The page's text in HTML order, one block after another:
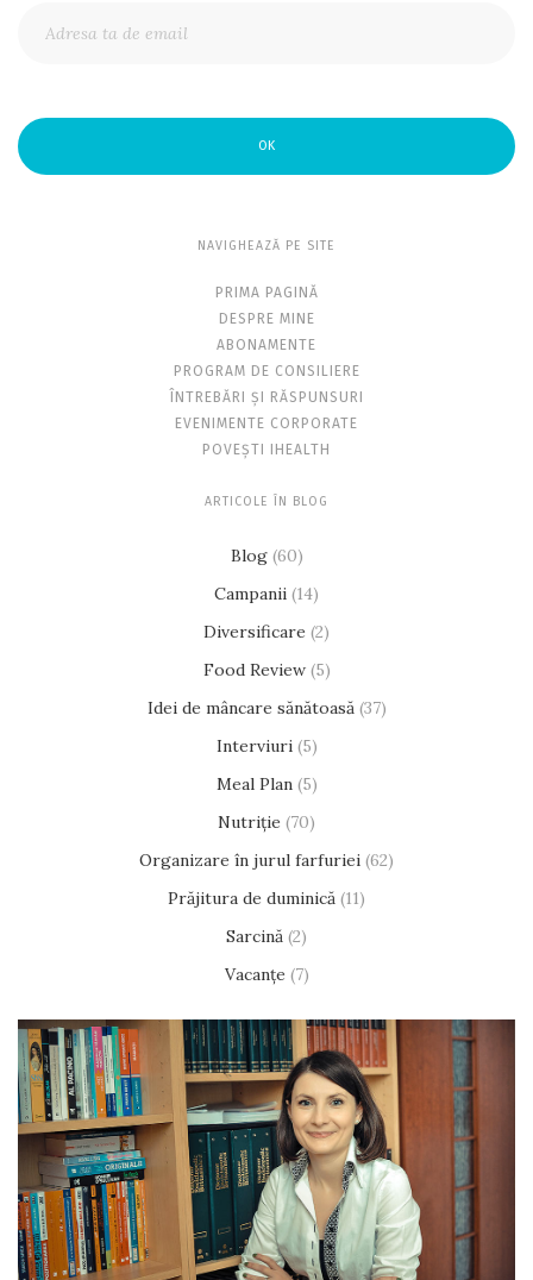
OK
NAVIGHEAZĂ PE SITE
PRIMA PAGINĂ
DESPRE MINE
ABONAMENTE
PROGRAM DE CONSILIERE
ÎNTREBĂRI ȘI RĂSPUNSURI
EVENIMENTE CORPORATE
POVEȘTI IHEALTH
ARTICOLE ÎN BLOG
Blog(60)
Campanii (14)
Diversificare (2)
Food Review(5)
Idei de mâncare sănătoasă (37)
Interviuri(5)
Meal Plan (5)
Nutriție (70)
Organizare în jurul farfuriei (62)
Prăjitura de duminică (11)
Sarcină (2)
Vacanțe (7)